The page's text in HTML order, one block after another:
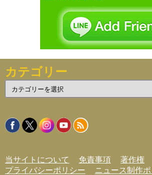
カテゴリー
テ
リ
ー
当サイトについて 免責事項 著作権
プライバシーポリシー
ニュース制作